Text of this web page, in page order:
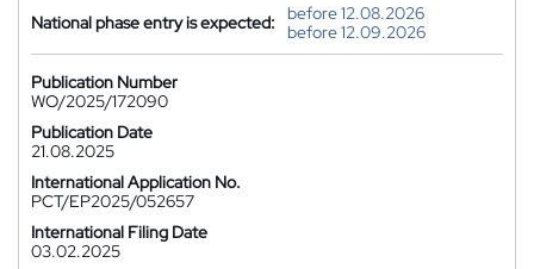
National phase entry is expected:
before 12.08.2026
before 12.09.2026
Publication Number
WO/2025/172090
Publication Date
21.08.2025
International Application No.
PCT/EP2025/052657
International Filing Date
03.02.2025